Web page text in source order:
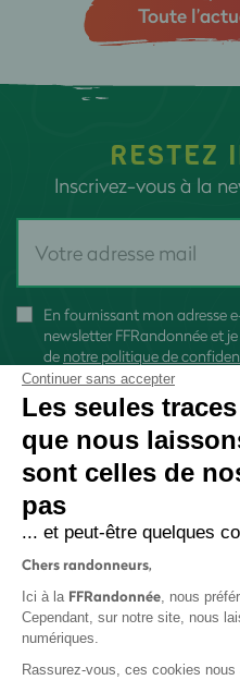
Toute
RESTEZ
Inscrivez-vous à la
En fournissant mon adresse
newsletter FFRandonnée et
de notre politique de
Continuer sans accepter
Les seules traces
que nous
sont celles de
pas
... et peut-être quelques
Chers randonneurs,
Ici à la FFRandonnée, nous
Cependant, sur notre site, nous
numériques.
Rassurez-vous, ces cookies